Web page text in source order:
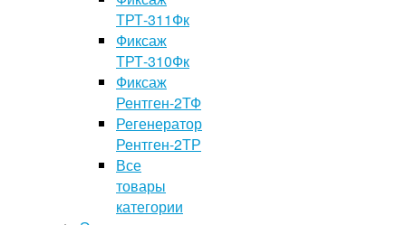
ТРТ-311Фк
Фиксаж
ТРТ-310Фк
Фиксаж
Рентген-2ТФ
Регенератор
Рентген-2ТР
Все
товары
категории